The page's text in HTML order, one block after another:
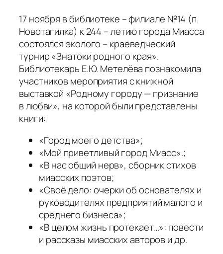
17 ноября в библиотеке – филиале №14 (п.
Новотагилка) к 244 – летию города Миасса
состоялся эколого – краеведческий
турнир «Знатоки родного края».
Библиотекарь Е.Ю. Метелёва познакомила
участников мероприятия с книжной
выставкой «Родному городу — признание
в любви», на которой были представлены
книги:
«Город моего детства»;
«Мой приветливый город Миасс».;
«В нас общий нерв», сборник стихов
миасских поэтов;
«Своё дело: очерки об основателях и
руководителях предприятий малого и
среднего бизнеса»;
«В целом жизнь протекает…»: повести
и рассказы миасских авторов и др.